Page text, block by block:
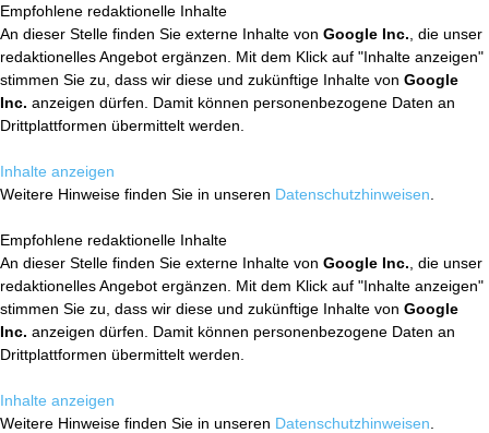
Empfohlene redaktionelle Inhalte
An dieser Stelle finden Sie externe Inhalte von Google Inc. , die unser
redaktionelles Angebot ergänzen. Mit dem Klick auf "Inhalte anzeigen"
stimmen Sie zu, dass wir diese und zukünftige Inhalte von Google
Inc. anzeigen dürfen. Damit können personenbezogene Daten an
Drittplattformen übermittelt werden.
Inhalte anzeigen
Weitere Hinweise finden Sie in unseren Datenschutzhinweisen
Empfohlene redaktionelle Inhalte
An dieser Stelle finden Sie externe Inhalte von Google Inc. , die unser
redaktionelles Angebot ergänzen. Mit dem Klick auf "Inhalte anzeigen"
stimmen Sie zu, dass wir diese und zukünftige Inhalte von Google
Inc. anzeigen dürfen. Damit können personenbezogene Daten an
Drittplattformen übermittelt werden.
Inhalte anzeigen
Weitere Hinweise finden Sie in unseren Datenschutzhinweisen